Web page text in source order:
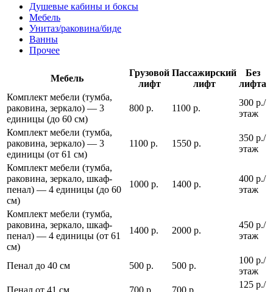
Душевые кабины и боксы
Мебель
Унитаз/раковина/биде
Ванны
Прочее
Мебель
Грузовой
лифт
Пассажирский
лифт
Без
лифта
Комплект мебели (тумба,
раковина, зеркало) — 3
единицы (до 60 см)
800 р. 1100 р.
300 р./
этаж
Комплект мебели (тумба,
раковина, зеркало) — 3
единицы (от 61 см)
1100 р. 1550 р.
350 р./
этаж
Комплект мебели (тумба,
раковина, зеркало, шкаф-
пенал) — 4 единицы (до 60
см)
1000 р. 1400 р.
400 р./
этаж
Комплект мебели (тумба,
раковина, зеркало, шкаф-
пенал) — 4 единицы (от 61
см)
1400 р. 2000 р.
450 р./
этаж
Пенал до 40 см 500 р. 500 р.
100 р./
этаж
Пенал от 41 см
700 р. 700 р.
125 р./